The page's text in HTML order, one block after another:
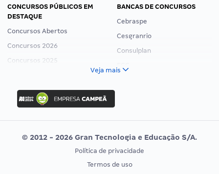
CONCURSOS PÚBLICOS EM
DESTAQUE
Concursos Abertos
Concursos 2026
Concursos 2025
Concurso Nacional Unificado
Concurso Ibama
Concurso MPU
Editais publicados
BANCAS DE CONCURSOS
Cebraspe
Cesgranrio
Consulplan
Vunesp
CONCURSOS POR PROFISSÃO
EXAME DE ORDEM
Veja mais
© 2012 - 2026 Gran Tecnologia e Educação S/A.
Política de privacidade
Termos de uso